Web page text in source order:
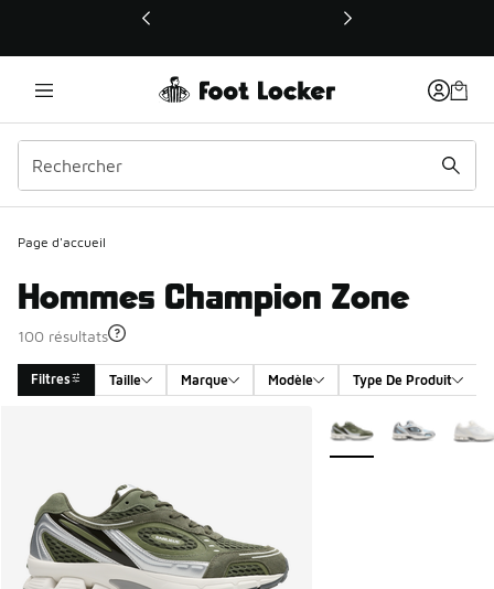
Ce lien ouvrira une nouvelle fenêtre
Page d'accueil
Hommes Champion Zone
100 résultats
Filtres Taille Marque Modèle Type De Produit
Plus de couleurs